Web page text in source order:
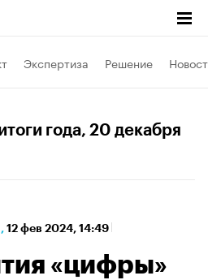
Экспертиза Решение
года, 20 декабря
, 12 фев 2024, 14:49
«цифры»